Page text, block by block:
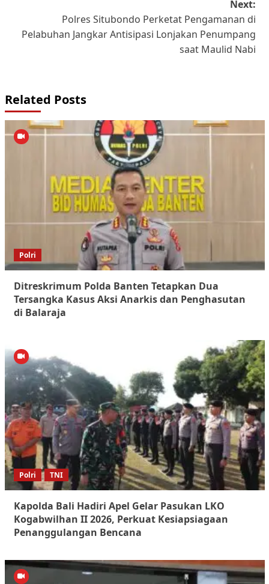
Next:
Polres Situbondo Perketat Pengamanan di
Pelabuhan Jangkar Antisipasi Lonjakan Penumpang
saat Maulid Nabi
Related Posts
Polri
Ditreskrimum Polda Banten Tetapkan Dua
Tersangka Kasus Aksi Anarkis dan Penghasutan
di Balaraja
Polri TNI
Kapolda Bali Hadiri Apel Gelar Pasukan LKO
Kogabwilhan II 2026, Perkuat Kesiapsiagaan
Penanggulangan Bencana